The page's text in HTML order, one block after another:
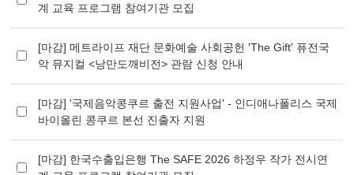
계 교육 프로그램 참여기관 모집
[마감] 메트라이프 재단 문화예술 사회공헌 'The Gift' 퓨전국
악 뮤지컬 <낭만도깨비전> 관람 신청 안내
[마감] '국제음악콩쿠르 출전 지원사업' - 인디애나폴리스 국제
바이올린 콩쿠르 본선 진출자 지원
[마감] 한국수출입은행 The SAFE 2026 하정우 작가 전시연